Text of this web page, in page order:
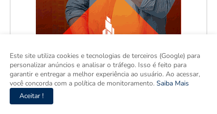
Este site utiliza cookies e tecnologias de terceiros (Google) para
personalizar anúncios e analisar o tráfego. Isso é feito para
garantir e entregar a melhor experiência ao usuário. Ao acessar,
você concorda com a política de monitoramento. Saiba Mais
Aceitar !